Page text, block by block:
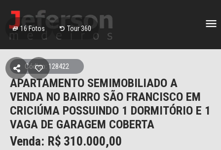
16 Fotos Tour 360
Código: 128422
APARTAMENTO SEMIMOBILIADO A
VENDA NO BAIRRO SÃO FRANCISCO EM
CRICIÚMA POSSUINDO 1 DORMITÓRIO E 1
VAGA DE GARAGEM COBERTA
Venda: R$ 310.000,00